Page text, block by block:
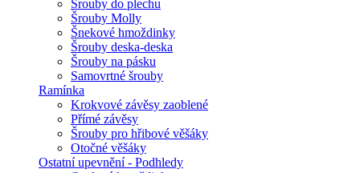
Šrouby do plechu
Šrouby Molly
Šnekové hmoždinky
Šrouby deska-deska
Šrouby na pásku
Samovrtné šrouby
Ramínka
Krokvové závěsy zaoblené
Přímé závěsy
Šrouby pro hřibové věšáky
Otočné věšáky
Ostatní upevnění - Podhledy